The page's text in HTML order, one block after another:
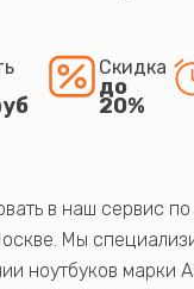
Скидка
до
20%
в наш сервис
Мы
ноутбуков марки